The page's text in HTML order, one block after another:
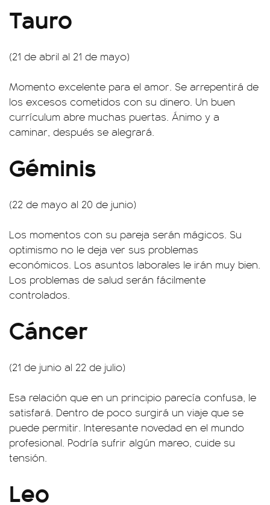
Tauro
(21 de abril al 21 de mayo)
Momento excelente para el amor. Se arrepentirá de
los excesos cometidos con su dinero. Un buen
currículum abre muchas puertas. Ánimo y a
caminar, después se alegrará.
Géminis
(22 de mayo al 20 de junio)
Los momentos con su pareja serán mágicos. Su
optimismo no le deja ver sus problemas
económicos. Los asuntos laborales le irán muy bien.
Los problemas de salud serán fácilmente
controlados.
Cáncer
(21 de junio al 22 de julio)
Esa relación que en un principio parecía confusa, le
satisfará. Dentro de poco surgirá un viaje que se
puede permitir. Interesante novedad en el mundo
profesional. Podría sufrir algún mareo, cuide su
tensión.
Leo